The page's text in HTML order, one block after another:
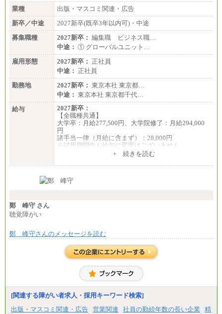
■I&Jデジタルイノベーション(株)
総合職 月給224,500～242,600円＋地域手当
※詳細はJTBキャリアサイトよりご確認ください。
＜有期社員コース＞
■(株)JTBビジネストランスフォーム
有期契約職 月給185,000～195,000円
※詳細はJTBキャリアサイトよりご確認ください。
■(株)JTBパブリッシング ※2027年新卒募集終了
総合職 月給241,000円
中途：
①月給227,000円以上
②月給212,000円以上
③月給172,500円以上
④月給23万円～37万円
⑤月給20万円～25万円
⑥月給33万円～48万円
⑦月給271,000円以上
⑧～⑮月給200,000円〜月給400,000円
⑯月給185,000円以上
⑰月給237,000円以上
⑲東京：月給202,000 円以上 、京都：月給193,000 円
以上
異なります
※試用期間中も給与に変更はございません。
業種
出版・マスコミ関連・広告
新卒／中途
2027新卒(既卒3年以内可)・中途
募集職種
2027新卒： 編集職 ビジネス職…
中途： ① グローバルユニット…
雇用形態
2027新卒： 正社員
中途： 正社員
勤務地
2027新卒： 東京本社 東京都…
中途： 東京本社 東京都千代…
給与
2027新卒：
【全職種共通】
大学卒：月給277,500円、大学院修了：月給294,000
円
諸手当一律（月給に含まず）：28,000円
※試用期間中も給与に変更はございません
月給370,000円～
ます。
+ 続きを読む
鄭 峰守 さん
聴覚障がい
鄭 峰守さんのメッセージを読む
[関連する障がい者求人・採用キーワード検索]
出版・マスコミ関連・広告 営業関連 社員の勤続年数の長い企業
精